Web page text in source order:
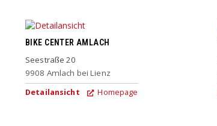
BIKE CENTER AMLACH
Seestraße 20
9908 Amlach bei Lienz
Detailansicht Homepage